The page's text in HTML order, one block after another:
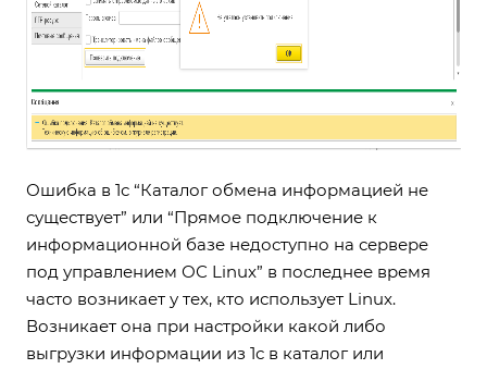
Ошибка в 1с “Каталог обмена информацией не
существует” или “Прямое подключение к
информационной базе недоступно на сервере
под управлением ОС Linux” в последнее время
часто возникает у тех, кто использует Linux.
Возникает она при настройки какой либо
выгрузки информации из 1с в каталог или